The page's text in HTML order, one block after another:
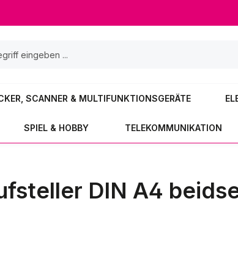
SCANNER & MULTIFUNKTIONSGERÄTE
SPIEL & HOBBY TELEKOMMUNIKATION
DIN A4